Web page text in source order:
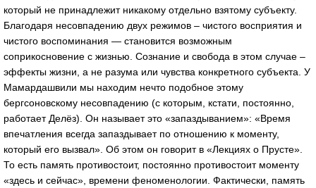
который не принадлежит никакому отдельно взятому субъекту.
Благодаря несовпадению двух режимов – чистого восприятия и
чистого воспоминания — становится возможным
соприкосновение с жизнью. Сознание и свобода в этом случае –
эффекты жизни, а не разума или чувства конкретного субъекта. У
Мамардашвили мы находим нечто подобное этому
бергсоновскому несовпадению (с которым, кстати, постоянно,
работает Делёз). Он называет это «запаздыванием»: «Время
впечатления всегда запаздывает по отношению к моменту,
который его вызвал». Об этом он говорит в «Лекциях о Прусте».
То есть память противостоит, постоянно противостоит моменту
«здесь и сейчас», времени феноменологии. Фактически, память